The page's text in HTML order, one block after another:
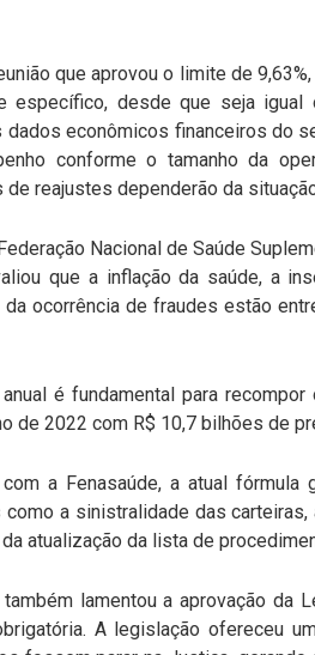
que aprovou o limite de
específico, desde que seja igual
dados econômicos financeiros do
conforme o tamanho da
de reajustes dependerão da
Nacional de Saúde
que a inflação da saúde, a
ocorrência de fraudes estão
é fundamental para
de 2022 com R$ 10,7 bilhões de
a Fenasaúde, a atual
como a sinistralidade das
atualização da lista de
lamentou a aprovação
A legislação ofereceu